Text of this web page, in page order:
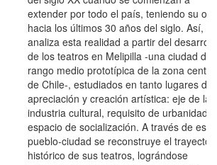
extender por todo el país, teniendo su
hacia los últimos 30 años del siglo. Así, se
analiza esta realidad a partir del
de los teatros en Melipilla -una ciudad de
rango medio prototípica de la zona central
de Chile-, estudiados en tanto lugares de
apreciación y creación artística: eje de la
industria cultural, requisito de urbanidad,
espacio de socialización. A través de este
pueblo-ciudad se reconstruye el trayecto
histórico de sus teatros, lográndose